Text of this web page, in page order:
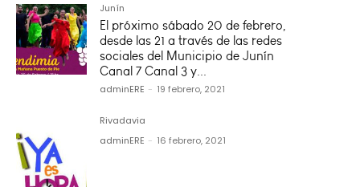
Junín
El próximo sábado 20 de febrero,
desde las 21 a través de las redes
sociales del Municipio de Junín
Canal 7 Canal 3 y...
adminERE - 19 febrero, 2021
Rivadavia
adminERE - 16 febrero, 2021